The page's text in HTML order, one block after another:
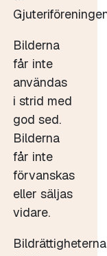
Bilderna
får inte
användas
i strid med
god sed.
Bilderna
får inte
förvanskas
eller säljas
vidare.
Bildrättigheterna